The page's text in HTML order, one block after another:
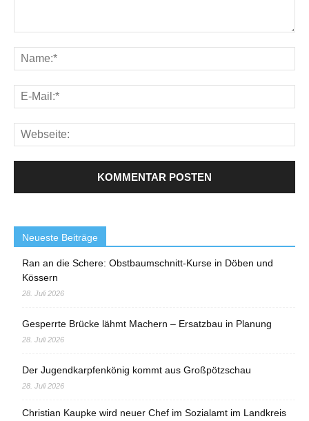
Neueste Beiträge
Ran an die Schere: Obstbaumschnitt-Kurse in Döben und
Kössern
28. Juli 2026
Gesperrte Brücke lähmt Machern – Ersatzbau in Planung
28. Juli 2026
Der Jugendkarpfenkönig kommt aus Großpötzschau
28. Juli 2026
Christian Kaupke wird neuer Chef im Sozialamt im Landkreis